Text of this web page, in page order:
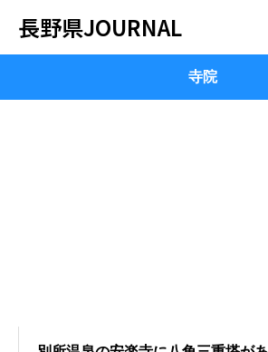
長野県JOURNAL
寺院